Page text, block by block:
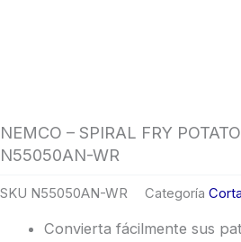
NEMCO – SPIRAL FRY
N55050AN-WR
SKU N55050AN-WR Categoría
Convierta fácilmente sus